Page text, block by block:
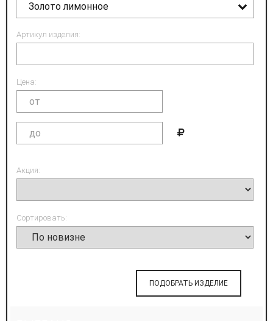
Золото лимонное
Артикул изделия:
Цена:
Акция:
Сортировать:
ПОДОБРАТЬ ИЗДЕЛИЕ